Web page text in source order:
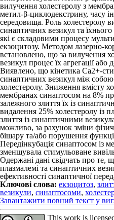
вилучення холестеролу з
метил-β-циклодекстрину, часу
середовища. Роль холестеролу
синаптичних везикул та
які є складовими процесу
екзоцитозу. Методом лазерно-
встановлено, що за вилучення
везикул процес їх агрегації
Виявлено, що кінетика Са2+-
синаптичних везикул між собою
холестеролу. Зниження вмісту
мембранах синаптосом на 8%
залежного злиття їх із
видалення 25% холестеролу із
злиття із синаптичними
можливо, за рахунок зміни
бішару та/або порушення
Передінкубація синаптосом із
зменшувала стимульоване
Одержані дані свідчать про те,
плазмалемі та синаптичних
ефективності синаптичної
Ключові слова: екзоцитоз,
везикули, синаптосоми,
Завантажити повний текст у
This work is